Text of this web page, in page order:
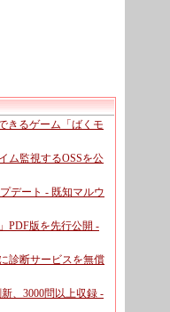
きるゲーム「ばくモ
ム監視するOSSを公
プデート - 既知マルウ
PDF版を先行公開 -
診断サービスを無償
新、3000問以上収録 -